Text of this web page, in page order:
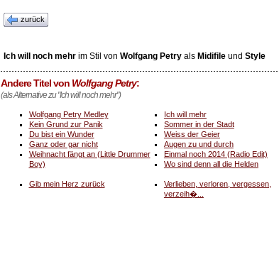
zurück
Ich will noch mehrim Stil von Wolfgang Petryals Midifileund Style
Andere Titel von Wolfgang Petry:
(als Alternative zu "Ich will noch mehr")
Wolfgang Petry Medley Ich will mehr
Kein Grund zur Panik
Sommer in der Stadt
Du bist ein Wunder
Weiss der Geier
Ganz oder gar nicht
Augen zu und durch
Weihnacht fängt an (Little Drummer
Boy)
Einmal noch 2014 (Radio Edit)
Wo sind denn all die Helden
Gib mein Herz zurück
Verlieben, verloren, vergessen,
verzeih�...